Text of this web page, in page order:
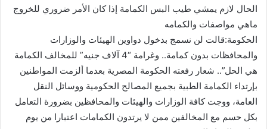
الحال لازم يمشي طيب البس الكمامة إذا كان الأمر ضروري للخروج
ماهي مواصفات والكمامه
الحكومة:قالت لن نسمج بدخول دواوين الهيئات والوزارات
والمحافظات بدون كمامة.. وغرامة “4 آلاف جنيه” للمخالف الكمامة
هي الحل”.. شعار رفعته الحكومة المصرية بعدما ألزمت المواطنين
بإرتداء الكمامة الطبية بجميع المصالح الحكومية ووسائل النقل
العامة، ووجت كافة الوزارات والهيئات والمحافظين بضرورة التعامل
بكل حسم مع المخالفين ممن لا يرتدون الكمامات اعتبارا من يوم